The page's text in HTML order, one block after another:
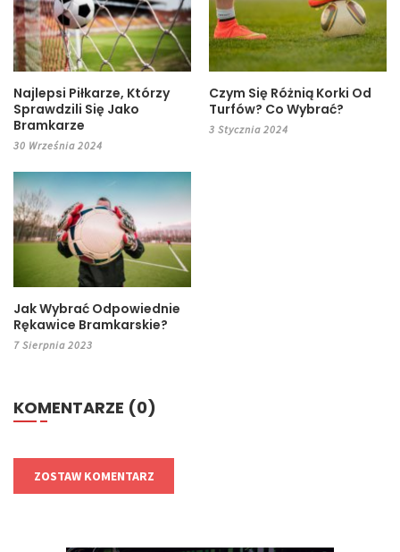
Najlepsi Piłkarze, Którzy
Sprawdzili Się Jako
Bramkarze
30 Września 2024
Czym Się Różnią Korki Od
Turfów? Co Wybrać?
3 Stycznia 2024
Jak Wybrać Odpowiednie
Rękawice Bramkarskie?
7 Sierpnia 2023
KOMENTARZE (0)
ZOSTAW KOMENTARZ